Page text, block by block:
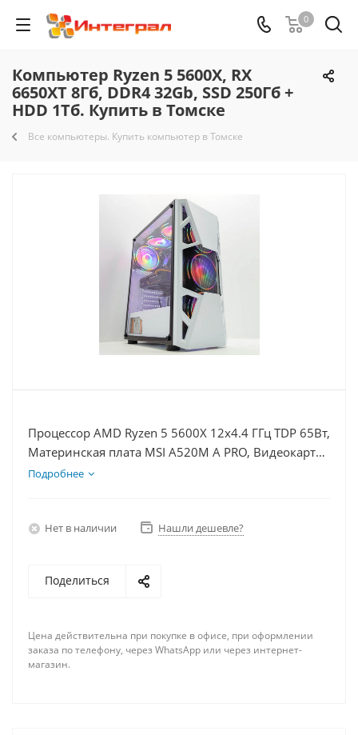
0
Компьютер Ryzen 5 5600X, RX
6650XT 8Гб, DDR4 32Gb, SSD 250Гб +
HDD 1Тб. Купить в Томске
Все компьютеры. Купить компьютер в Томске
Процессор AMD Ryzen 5 5600X 12x4.4 ГГц TDP 65Вт,
Материнская плата MSI A520M A PRO, Видеокарта
RX 6650XT 8Гб, Память DDR4 32Gb, Диски
Подробнее
Нет в наличии Нашли дешевле?
Поделиться
Цена действительна при покупке в офисе, при оформлении
заказа по телефону, через WhatsApp или через интернет-
магазин.